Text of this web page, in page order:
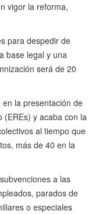
vigor la reforma,
para despedir de
base legal y una
será de 20
la presentación de
(EREs) y acaba con la
al tiempo que
más de 40 en la
a las
parados de
o especiales